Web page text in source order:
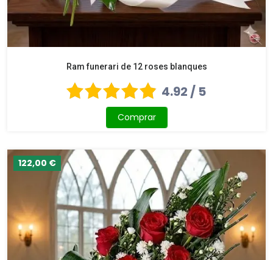
Ram funerari de 12 roses blanques
4.92 / 5
Comprar
122,00 €